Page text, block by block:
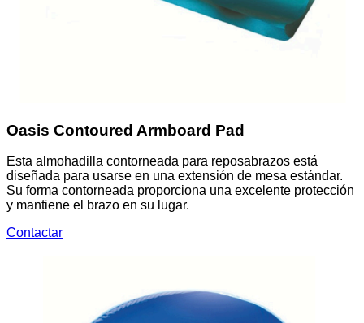
Oasis Contoured Armboard Pad
Esta almohadilla contorneada para reposabrazos está
diseñada para usarse en una extensión de mesa estándar.
Su forma contorneada proporciona una excelente protección
y mantiene el brazo en su lugar.
Contactar